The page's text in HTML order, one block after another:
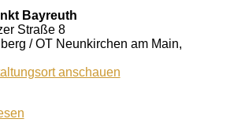
Bayreuth
Straße 8
/ OT Neunkirchen am Main,
anschauen